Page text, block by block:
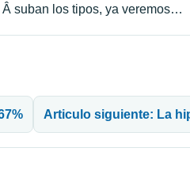
suban los tipos, ya veremos…
Articulo siguiente: La